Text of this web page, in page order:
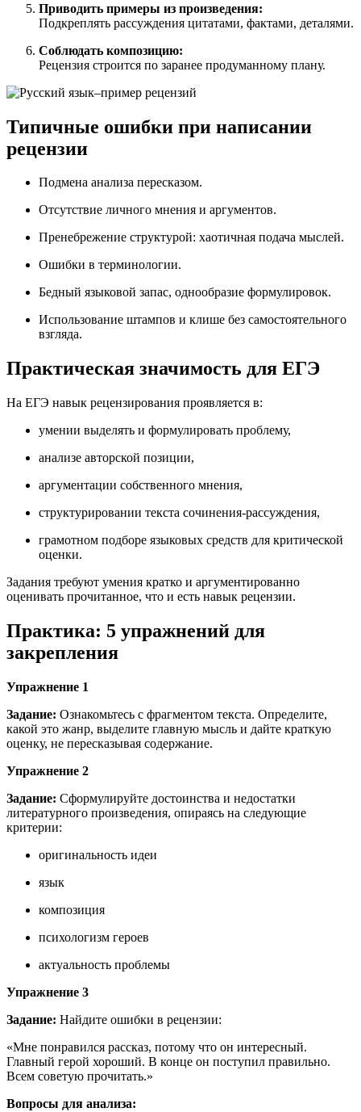
Приводить примеры из произведения:
Подкреплять рассуждения цитатами, фактами, деталями.
Соблюдать композицию:
Рецензия строится по заранее продуманному плану.
Типичные ошибки при написании
рецензии
Подмена анализа пересказом.
Отсутствие личного мнения и аргументов.
Пренебрежение структурой: хаотичная подача мыслей.
Ошибки в терминологии.
Бедный языковой запас, однообразие формулировок.
Использование штампов и клише без самостоятельного
взгляда.
Практическая значимость для ЕГЭ
На ЕГЭ навык рецензирования проявляется в:
умении выделять и формулировать проблему,
анализе авторской позиции,
аргументации собственного мнения,
структурировании текста сочинения-рассуждения,
грамотном подборе языковых средств для критической
оценки.
Задания требуют умения кратко и аргументированно
оценивать прочитанное, что и есть навык рецензии.
Практика: 5 упражнений для
закрепления
Упражнение 1
Задание: Ознакомьтесь с фрагментом текста. Определите,
какой это жанр, выделите главную мысль и дайте краткую
оценку, не пересказывая содержание.
Упражнение 2
Задание: Сформулируйте достоинства и недостатки
литературного произведения, опираясь на следующие
критерии:
оригинальность идеи
язык
композиция
психологизм героев
актуальность проблемы
Упражнение 3
Задание: Найдите ошибки в рецензии:
«Мне понравился рассказ, потому что он интересный.
Главный герой хороший. В конце он поступил правильно.
Всем советую прочитать.»
Вопросы для анализа: